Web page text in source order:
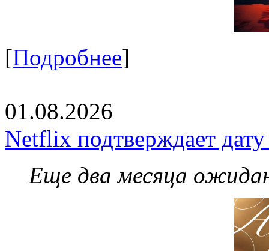
[Подробнее]
01.08.2026
Netflix подтверждает
Еще два месяца